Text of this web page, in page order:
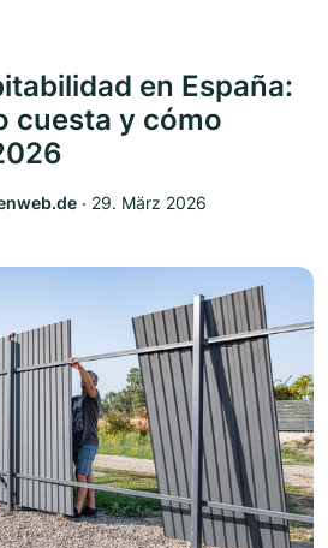
en España:
cuesta y cómo
‧ 29. März 2026